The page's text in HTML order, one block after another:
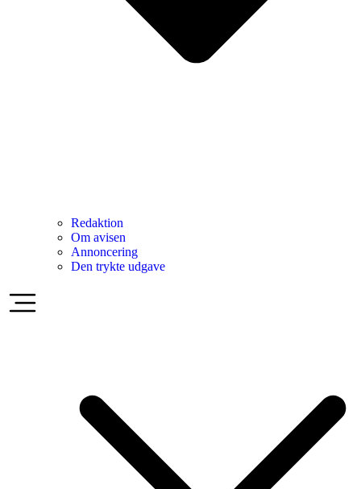
Redaktion
Om avisen
Annoncering
Den trykte udgave